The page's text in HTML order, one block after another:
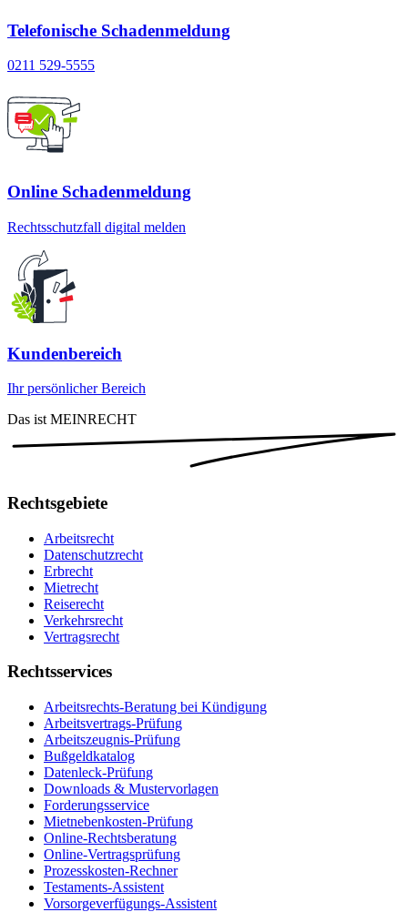
Telefonische Schadenmeldung
0211 529-5555
Online Schadenmeldung
Rechtsschutzfall digital melden
Kundenbereich
Ihr persönlicher Bereich
Das ist MEINRECHT
Rechtsgebiete
Arbeitsrecht
Datenschutzrecht
Erbrecht
Mietrecht
Reiserecht
Verkehrsrecht
Vertragsrecht
Rechtsservices
Arbeitsrechts-Beratung bei Kündigung
Arbeitsvertrags-Prüfung
Arbeitszeugnis-Prüfung
Bußgeldkatalog
Datenleck-Prüfung
Downloads & Mustervorlagen
Forderungsservice
Mietnebenkosten-Prüfung
Online-Rechtsberatung
Online-Vertragsprüfung
Prozesskosten-Rechner
Testaments-Assistent
Vorsorgeverfügungs-Assistent